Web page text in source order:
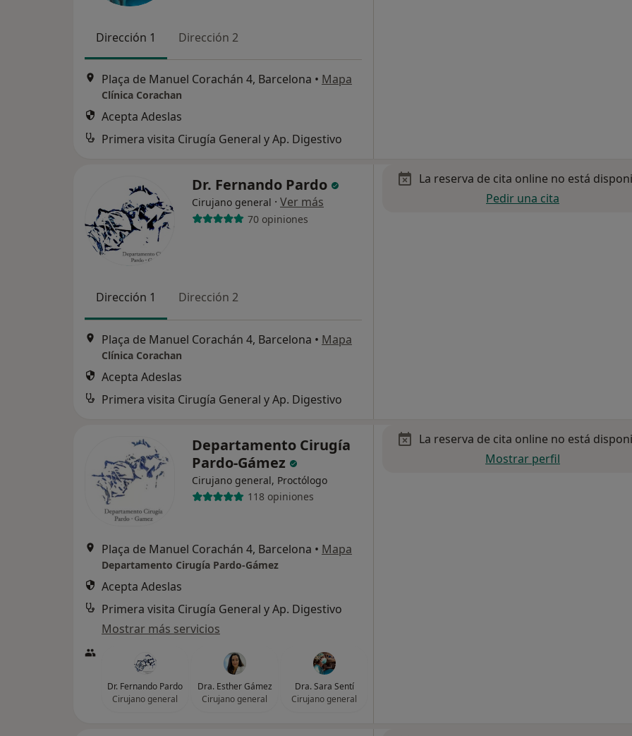
Dirección 1 Dirección 2
Plaça de Manuel Corachán 4, Barcelona • Mapa
Clínica Corachan
Acepta Adeslas
Primera visita Cirugía General y Ap. Digestivo
Dr. Fernando Pardo
Cirujano general · Ver más
70 opiniones
Dirección 1 Dirección 2
Plaça de Manuel Corachán 4, Barcelona • Mapa
Clínica Corachan
Acepta Adeslas
Primera visita Cirugía General y Ap. Digestivo
La reserva de cita online no está
Pedir una cita
Departamento Cirugía
Pardo-Gámez
Cirujano general, Proctólogo
118 opiniones
Plaça de Manuel Corachán 4, Barcelona • Mapa
Departamento Cirugía Pardo-Gámez
Acepta Adeslas
Primera visita Cirugía General y Ap. Digestivo
Mostrar más servicios
Dr. Fernando Pardo
Cirujano general
Dra. Esther Gámez
Cirujano general
Dra. Sara Sentí
Cirujano general
La reserva de cita online no está
Mostrar perfil